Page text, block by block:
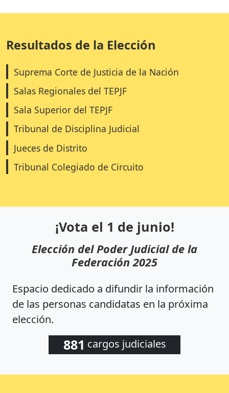
Resultados de la Elección
Suprema Corte de Justicia de la Nación
Salas Regionales del TEPJF
Sala Superior del TEPJF
Tribunal de Disciplina Judicial
Jueces de Distrito
Tribunal Colegiado de Circuito
¡Vota el 1 de junio!
Elección del Poder Judicial de la
Federación 2025
Espacio dedicado a difundir la información
de las personas candidatas en la próxima
elección.
881 cargos judiciales